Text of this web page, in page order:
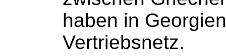
haben in
Vertriebsnetz.